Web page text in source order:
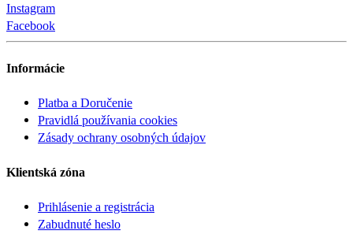
Instagram
Facebook
Informácie
Platba a Doručenie
Pravidlá používania cookies
Zásady ochrany osobných údajov
Klientská zóna
Prihlásenie a registrácia
Zabudnuté heslo